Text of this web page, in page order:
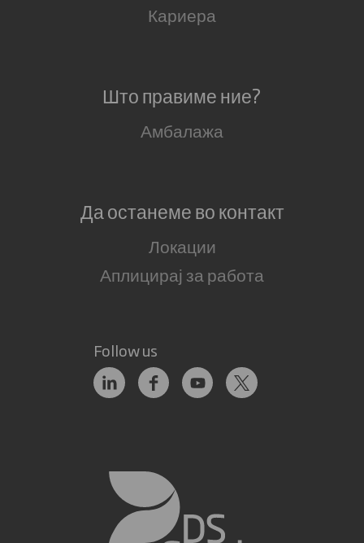
Кариера
Што правиме ние?
Амбалажа
Да останеме во контакт
Локации
Аплицирај за работа
Follow us